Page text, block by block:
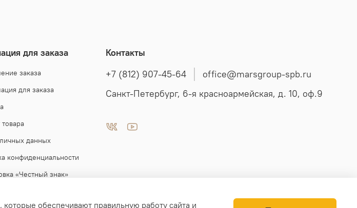
для заказа
заказа
для заказа
данных
конфиденциальности
«Честный знак»
Контакты
+7 (812) 907-45-64
office@marsgroup-spb.ru
Санкт-Петербург, 6-я красноармейская, д. 10, оф.9
обеспечивают правильную работу сайта и